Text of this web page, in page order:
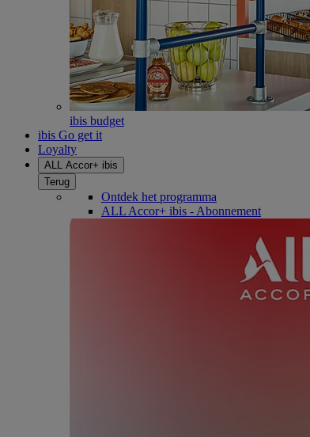
ibis budget
ibis Go get it
Loyalty
ALL Accor+ ibis
Terug
Ontdek het programma
ALL Accor+ ibis - Abonnement